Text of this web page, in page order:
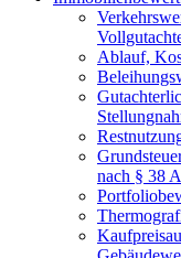
Ablauf,
nach § 38